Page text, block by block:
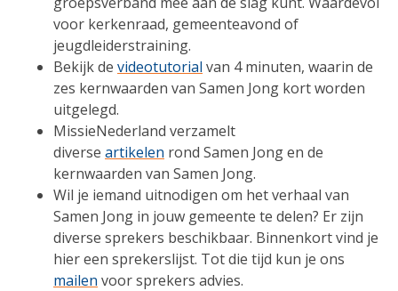
voor kerkenraad, gemeenteavond of
jeugdleiderstraining.
Bekijk de videotutorial van 4 minuten, waarin de
zes kernwaarden van Samen Jong kort worden
uitgelegd.
MissieNederland verzamelt
diverse artikelen rond Samen Jong en de
kernwaarden van Samen Jong.
Wil je iemand uitnodigen om het verhaal van
Samen Jong in jouw gemeente te delen? Er zijn
diverse sprekers beschikbaar. Binnenkort vind je
hier een sprekerslijst. Tot die tijd kun je ons
mailen voor sprekers advies.